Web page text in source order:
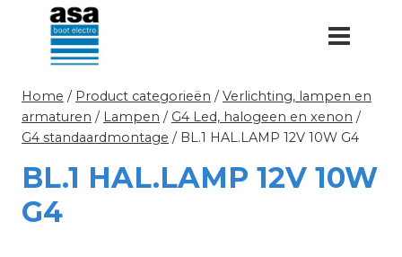
Doorgaan
inhoud
Home / Product categorieën / Verlichting, lampen en
armaturen / Lampen / G4 Led, halogeen en xenon /
G4 standaardmontage / BL.1 HAL.LAMP 12V 10W G4
BL.1 HAL.LAMP 12V 10W
G4